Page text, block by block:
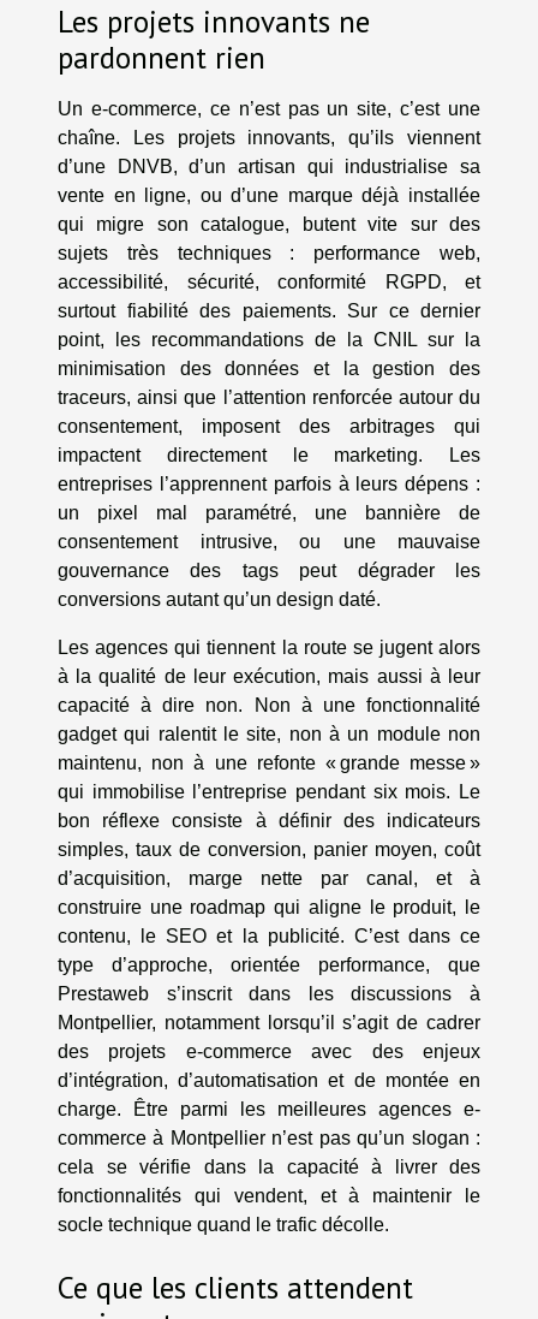
Les projets innovants ne
pardonnent rien
Un e-commerce, ce n’est pas un site, c’est une
chaîne. Les projets innovants, qu’ils viennent
d’une DNVB, d’un artisan qui industrialise sa
vente en ligne, ou d’une marque déjà installée
qui migre son catalogue, butent vite sur des
sujets très techniques : performance web,
accessibilité, sécurité, conformité RGPD, et
surtout fiabilité des paiements. Sur ce dernier
point, les recommandations de la CNIL sur la
minimisation des données et la gestion des
traceurs, ainsi que l’attention renforcée autour du
consentement, imposent des arbitrages qui
impactent directement le marketing. Les
entreprises l’apprennent parfois à leurs dépens :
un pixel mal paramétré, une bannière de
consentement intrusive, ou une mauvaise
gouvernance des tags peut dégrader les
conversions autant qu’un design daté.
Les agences qui tiennent la route se jugent alors
à la qualité de leur exécution, mais aussi à leur
capacité à dire non. Non à une fonctionnalité
gadget qui ralentit le site, non à un module non
maintenu, non à une refonte « grande messe »
qui immobilise l’entreprise pendant six mois. Le
bon réflexe consiste à définir des indicateurs
simples, taux de conversion, panier moyen, coût
d’acquisition, marge nette par canal, et à
construire une roadmap qui aligne le produit, le
contenu, le SEO et la publicité. C’est dans ce
type d’approche, orientée performance, que
Prestaweb s’inscrit dans les discussions à
Montpellier, notamment lorsqu’il s’agit de cadrer
des projets e-commerce avec des enjeux
d’intégration, d’automatisation et de montée en
charge. Être parmi les meilleures agences e-
commerce à Montpellier n’est pas qu’un slogan :
cela se vérifie dans la capacité à livrer des
fonctionnalités qui vendent, et à maintenir le
socle technique quand le trafic décolle.
Ce que les clients attendent